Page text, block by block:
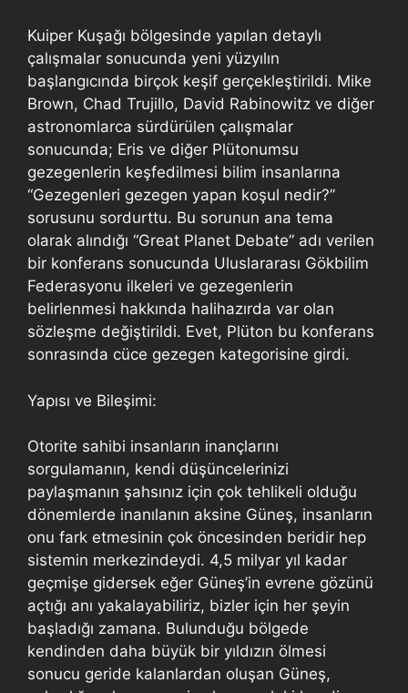
Kuiper Kuşağı bölgesinde yapılan detaylı
çalışmalar sonucunda yeni yüzyılın
başlangıcında birçok keşif gerçekleştirildi. Mike
Brown, Chad Trujillo, David Rabinowitz ve diğer
astronomlarca sürdürülen çalışmalar
sonucunda; Eris ve diğer Plütonumsu
gezegenlerin keşfedilmesi bilim insanlarına
“Gezegenleri gezegen yapan koşul nedir?”
sorusunu sordurttu. Bu sorunun ana tema
olarak alındığı “Great Planet Debate” adı verilen
bir konferans sonucunda Uluslararası Gökbilim
Federasyonu ilkeleri ve gezegenlerin
belirlenmesi hakkında halihazırda var olan
sözleşme değiştirildi. Evet, Plüton bu konferans
sonrasında cüce gezegen kategorisine girdi.
Yapısı ve Bileşimi:
Otorite sahibi insanların inançlarını
sorgulamanın, kendi düşüncelerinizi
paylaşmanın şahsınız için çok tehlikeli olduğu
dönemlerde inanılanın aksine Güneş, insanların
onu fark etmesinin çok öncesinden beridir hep
sistemin merkezindeydi. 4,5 milyar yıl kadar
geçmişe gidersek eğer Güneş’in evrene gözünü
açtığı anı yakalayabiliriz, bizler için her şeyin
başladığı zamana. Bulunduğu bölgede
kendinden daha büyük bir yıldızın ölmesi
sonucu geride kalanlardan oluşan Güneş,